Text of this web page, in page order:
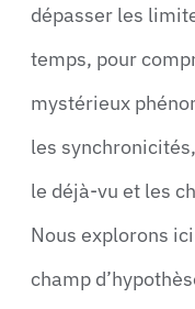
dépasser les
temps, pour
mystérieux
les
le déjà-vu et les
Nous explorons
champ